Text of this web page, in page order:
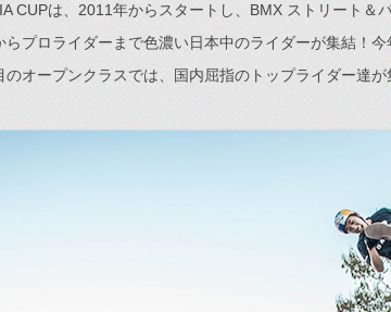
CUPは、2011年からスタートし、BMX ストリート＆
らプロライダーまで色濃い日本中のライダーが集結！
のオープンクラスでは、国内屈指のトップライダー達